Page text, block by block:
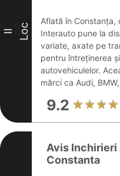
II Loc
Aflată în Constanța,
Interauto pune la
variate, axate pe
pentru întreținerea
autovehiculelor.
mărci ca Audi,
9.2
Avis
Constanta